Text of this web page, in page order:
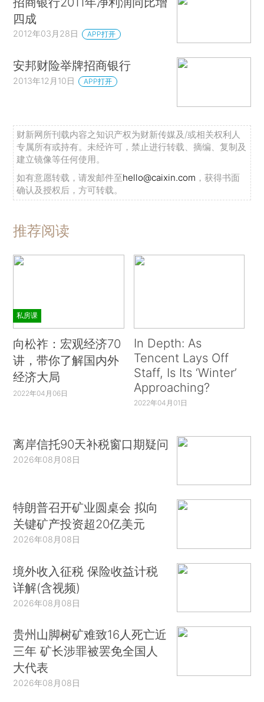
四成
2012年03月28日 APP打开
安邦财险举牌招商银行
2013年12月10日 APP打开
财新网所刊载内容之知识产权为财新传媒及/或相关权利人
专属所有或持有。未经许可，禁止进行转载、摘编、复制及
建立镜像等任何使用。
如有意愿转载，请发邮件至hello@caixin.com ，获得书面
确认及授权后，方可转载。
推荐阅读
私房课
向松祚：宏观经济70
讲，带你了解国内外
经济大局
2022年04月06日
In Depth: As
Tencent Lays Off
Staff, Is Its ‘Winter’
Approaching?
2022年04月01日
离岸信托90天补税窗口期疑问
2026年08月08日
特朗普召开矿业圆桌会 拟向
关键矿产投资超20亿美元
2026年08月08日
境外收入征税 保险收益计税
详解(含视频)
2026年08月08日
贵州山脚树矿难致16人死亡近
三年 矿长涉罪被罢免全国人
大代表
2026年08月08日